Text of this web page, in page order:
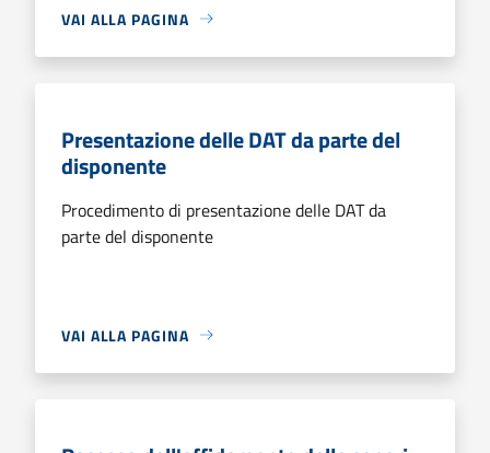
VAI ALLA PAGINA
Presentazione delle DAT da parte del
disponente
Procedimento di presentazione delle DAT da
parte del disponente
VAI ALLA PAGINA